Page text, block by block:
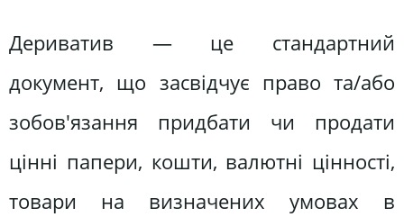
Дериватив — це стандартний
документ, що засвідчує право та/або
зобов'язання придбати чи продати
цінні папери, кошти, валютні цінності,
товари на визначених умовах в